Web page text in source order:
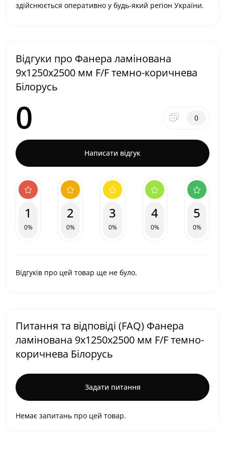
здійснюється оперативно у будь-який регіон України.
Відгуки про Фанера ламінована
9х1250х2500 мм F/F темно-коричнева
Білорусь
0 0
Написати відгук
1
0%
2
0%
3
0%
4
0%
5
0%
Відгуків про цей товар ще не було.
Питання та відповіді (FAQ) Фанера
ламінована 9х1250х2500 мм F/F темно-
коричнева Білорусь
Задати питання
Немає запитань про цей товар.